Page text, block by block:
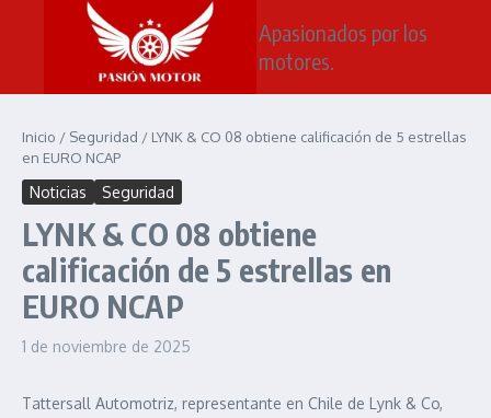
Saltar al contenido
Apasionados por los
motores.
Inicio / Seguridad / LYNK & CO 08 obtiene calificación de 5 estrellas
en EURO NCAP
Noticias Seguridad
LYNK & CO 08 obtiene
calificación de 5 estrellas en
EURO NCAP
1 de noviembre de 2025
Tattersall Automotriz, representante en Chile de Lynk & Co,